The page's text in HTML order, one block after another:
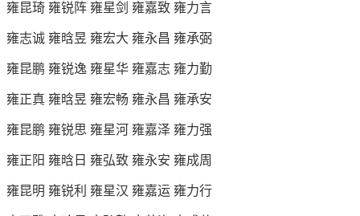
雍昆琦 雍锐阵 雍星剑 雍嘉致 雍力言
雍志诚 雍晗昱 雍宏大 雍永昌 雍承弼
雍昆鹏 雍锐逸 雍星华 雍嘉志 雍力勤
雍正真 雍晗昱 雍宏畅 雍永昌 雍承安
雍昆鹏 雍锐思 雍星河 雍嘉泽 雍力强
雍正阳 雍晗日 雍弘致 雍永安 雍成周
雍昆明 雍锐利 雍星汉 雍嘉运 雍力行